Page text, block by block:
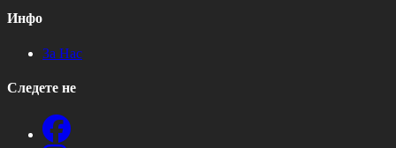
Инфо
За Нас
Следете не